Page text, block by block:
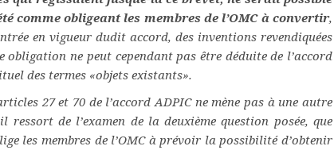
comme obligeant les membres de l’OMC à convertir,
en vigueur dudit accord, des inventions revendiquées
obligation ne peut cependant pas être déduite de l’accord
des termes «objets existants».
27 et 70 de l’accord ADPIC ne mène pas à une autre
de l’examen de la deuxième question posée, que
les membres de l’OMC à prévoir la possibilité d’obtenir